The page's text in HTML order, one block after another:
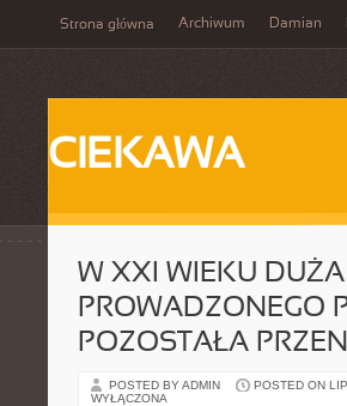
Strona główna Archiwum Damian
CIEKAWA
W XXI WIEKU
PROWADZONEGO
POZOSTAŁA
POSTED BY ADMIN POSTED ON
WYŁĄCZONA